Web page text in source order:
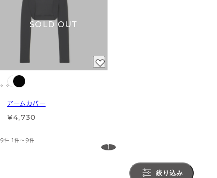
SOLD OUT
アームカバー
¥4,730
9件 1件～9件
1
絞り込み